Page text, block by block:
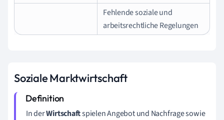
Fehlende soziale und
arbeitsrechtliche Regelungen
Soziale Marktwirtschaft
In derWirtschaftspielen Angebot und Nachfrage sowie